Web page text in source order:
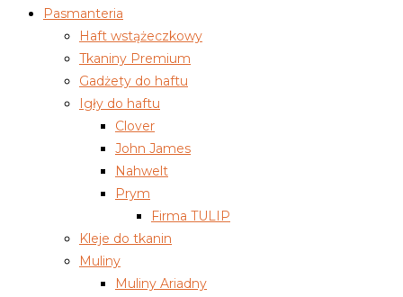
Pasmanteria
Haft wstążeczkowy
Tkaniny Premium
Gadżety do haftu
Igły do haftu
Clover
John James
Nahwelt
Prym
Firma TULIP
Kleje do tkanin
Muliny
Muliny Ariadny